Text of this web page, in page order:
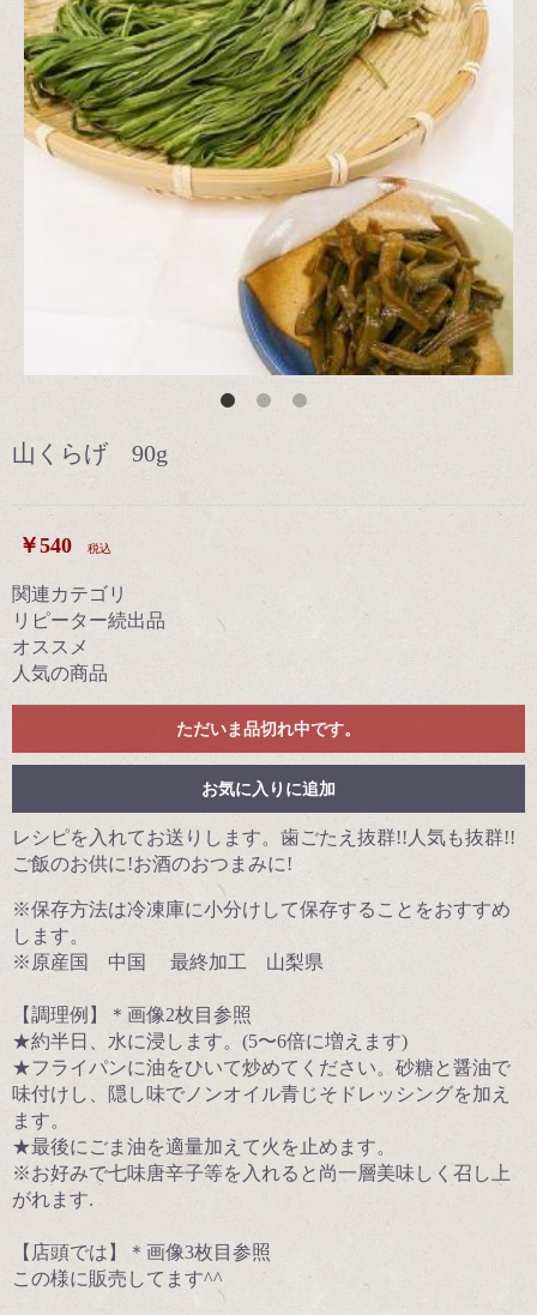
山くらげ 90g
￥540 税込
関連カテゴリ
リピーター続出品
オススメ
人気の商品
ただいま品切れ中です。
お気に入りに追加
レシピを入れてお送りします。歯ごたえ抜群!!人気も抜群!!
ご飯のお供に!お酒のおつまみに!
※保存方法は冷凍庫に小分けして保存することをおすすめ
します。
※原産国 中国 最終加工 山梨県
【調理例】＊画像2枚目参照
★約半日、水に浸します。(5〜6倍に増えます)
★フライパンに油をひいて炒めてください。砂糖と醤油で
味付けし、隠し味でノンオイル青じそドレッシングを加え
ます。
★最後にごま油を適量加えて火を止めます。
※お好みで七味唐辛子等を入れると尚一層美味しく召し上
がれます.
【店頭では】＊画像3枚目参照
この様に販売してます^^